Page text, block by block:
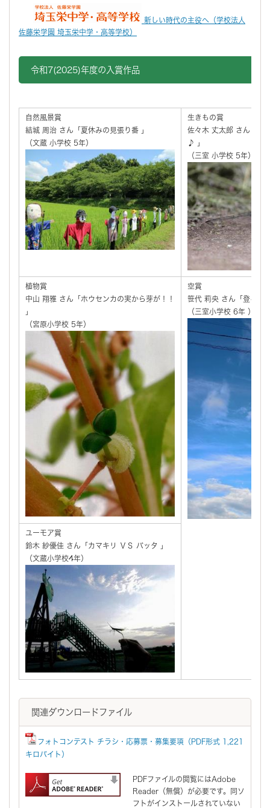
新しい時代の主役へ（学校法人
佐藤栄学園 埼玉栄中学・高等学校）
令和7(2025)年度の入賞作品
自然風景賞
結城 周治 さん「夏休みの見張り番 」
（文蔵 小学校 5年）
生きもの賞
佐々木 丈太郎 さん「に
♪ 」
（三室 小学校 5年）
植物賞
中山 翔雅 さん「ホウセンカの実から芽が！！
」
（宮原小学校 5年）
空賞
笹代 莉央 さん「登る雲
（三室小学校 6年 ）
ユーモア賞
鈴木 紗優佳 さん「カマキリ ＶＳ バッタ 」
（文蔵小学校4年）
関連ダウンロードファイル
フォトコンテスト チラシ・応募票・募集要項（PDF形式 1,221
キロバイト）
PDFファイルの閲覧にはAdobe
Reader（無償）が必要です。同ソ
フトがインストールされていない